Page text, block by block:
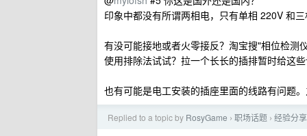
印象中都没有所谓两相电，只有单相 220V 和
有没可能接地或者火零接反？淘宝搜"相位检测
使用排除法试试？拉一个长长的插排暂时给这
也有可能是电工安装的插座里面的线路有问题
Replied to a topic by RosyGame › 职场话题 › 经验分